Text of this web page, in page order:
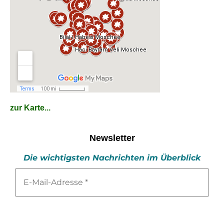
zur Karte...
Newsletter
Die wichtigsten Nachrichten im Überblick
Mail-
*